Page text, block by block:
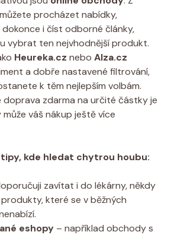
procházet nabídky,
i číst odborné články,
vybrat ten nejvhodnější produkt.
Heureka.cz nebo Alza.cz
a dobře nastavené filtrování,
k těm nejlepším volbám.
doprava zdarma na určité částky je
váš nákup ještě více
kde hledat chytrou houbu:
zavítat i do lékárny, někdy
které se v běžných
eshopy – například obchody s